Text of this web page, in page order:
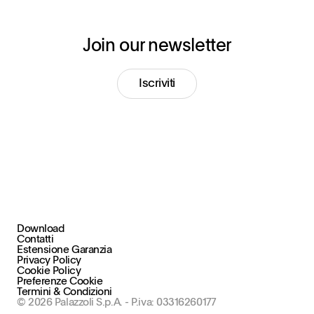
marketing@stral.it
25128 Brescia (BS), Italy
Join our newsletter
Iscriviti
Download
Contatti
Estensione Garanzia
Privacy Policy
Cookie Policy
Preferenze Cookie
Termini & Condizioni
© 2026 Palazzoli S.p.A. - P.iva: 03316260177